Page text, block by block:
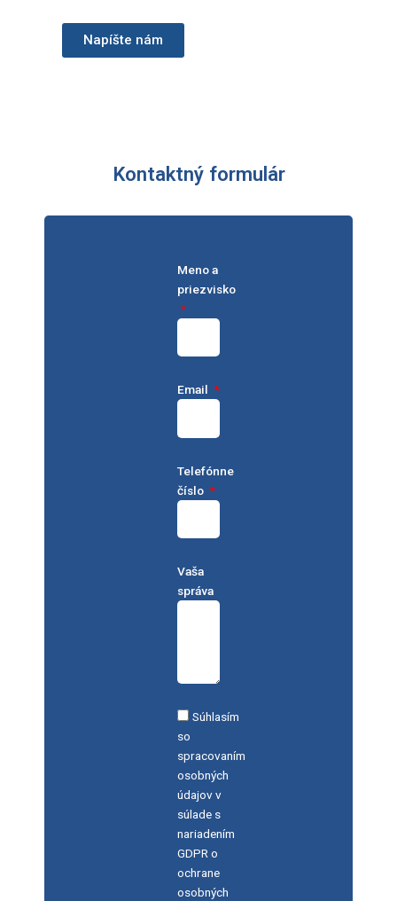
Napíšte nám
Kontaktný formulár
Meno a
priezvisko
Email
Telefónne
číslo
Vaša
správa
Súhlasím
so
spracovaním
osobných
údajov v
súlade s
nariadením
GDPR o
ochrane
osobných